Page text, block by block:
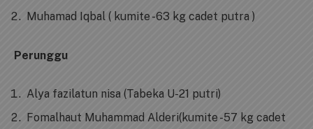
Muhamad Iqbal ( kumite -63 kg cadet putra )
Perunggu
Alya fazilatun nisa (Tabeka U-21 putri)
Fomalhaut Muhammad Alderi(kumite -57 kg cadet